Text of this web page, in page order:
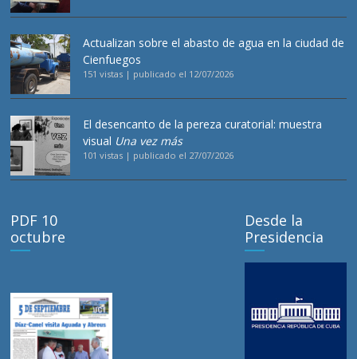
Actualizan sobre el abasto de agua en la ciudad de
Cienfuegos
151 vistas | publicado el 12/07/2026
El desencanto de la pereza curatorial: muestra
visual Una vez más
101 vistas | publicado el 27/07/2026
PDF 10
octubre
Desde la
Presidencia